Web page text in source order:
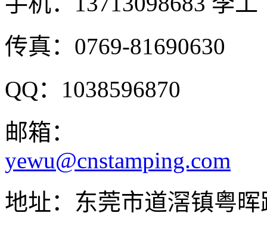
传真：0769-81690630
QQ：1038596870
邮箱：
yewu@cnstamping.com
地址：东莞市道滘镇粤晖